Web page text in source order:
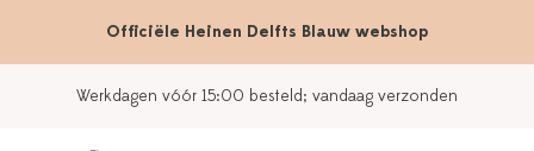
Officiële Heinen Delfts Blauw webshop
Werkdagen vóór 15:00 besteld; vandaag verzonden